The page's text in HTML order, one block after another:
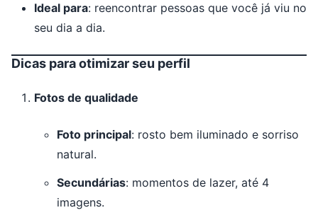
Ideal para: reencontrar pessoas que você já viu no
seu dia a dia.
Dicas para otimizar seu perfil
Fotos de qualidade
Foto principal: rosto bem iluminado e sorriso
natural.
Secundárias: momentos de lazer, até 4
imagens.